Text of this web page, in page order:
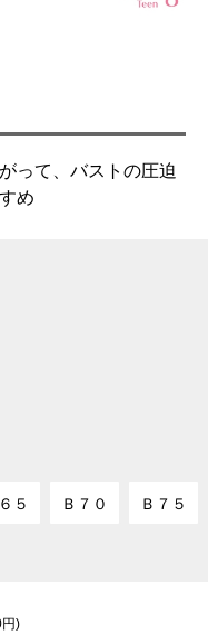
って、バストの圧迫
め
５ Ｂ７０ Ｂ７５
)